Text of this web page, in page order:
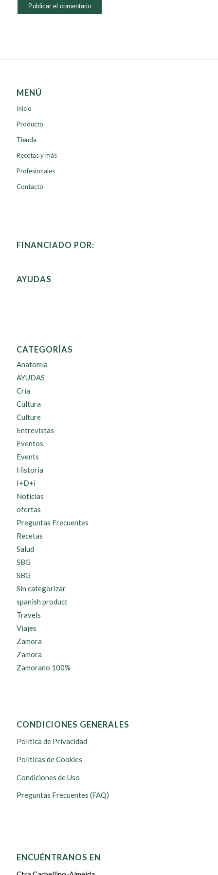
MENÚ
Inicio
Producto
Tienda
Recetas y más
Profesionales
Contacto
FINANCIADO POR:
AYUDAS
CATEGORÍAS
Anatomía
AYUDAS
Cría
Cultura
Culture
Entrevistas
Eventos
Events
Historia
I+D+i
Noticias
ofertas
Preguntas Frecuentes
Recetas
Salud
SBG
SBG
Sin categorizar
spanish product
Travels
Viajes
Zamora
Zamora
Zamorano 100%
CONDICIONES GENERALES
Política de Privacidad
Políticas de Cookies
Condiciones de Uso
Preguntas Frecuentes (FAQ)
ENCUÉNTRANOS EN